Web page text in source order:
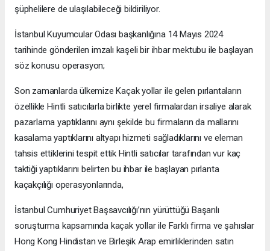
şüphelilere de ulaşılabileceği bildiriliyor.
İstanbul Kuyumcular Odası başkanlığına 14 Mayıs 2024
tarihinde gönderilen imzalı kaşeli bir ihbar mektubu ile başlayan
söz konusu operasyon;
Son zamanlarda ülkemize Kaçak yollar ile gelen pırlantaların
özellikle Hintli satıcılarla birlikte yerel firmalardan irsaliye alarak
pazarlama yaptıklarını aynı şekilde bu firmaların da mallarını
kasalama yaptıklarını altyapı hizmeti sağladıklarını ve eleman
tahsis ettiklerini tespit ettik Hintli satıcılar tarafından vur kaç
taktiği yaptıklarını belirten bu ihbar ile başlayan pırlanta
kaçakçılığı operasyonlarında,
İstanbul Cumhuriyet Başsavcılığı’nın yürüttüğü Başarılı
soruşturma kapsamında kaçak yollar ile Farklı firma ve şahıslar
Hong Kong Hindistan ve Birleşik Arap emirliklerinden satın